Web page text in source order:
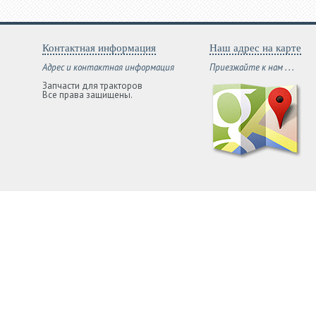
Контактная информация
Адрес и контактная информация
Запчасти для тракторов
Все права защищены.
Наш адрес на карте
Приезжайте к нам . . .